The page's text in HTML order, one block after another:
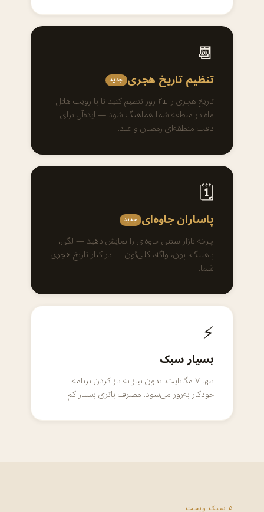
📆
تنظیم تاریخ هجری جدید
تاریخ هجری را ±۲ روز تنظیم کنید تا با رویت هلال
ماه در منطقه شما هماهنگ شود — ایده‌آل برای
دقت منطقه‌ای رمضان و عید.
🗓️
پاساران جاوه‌ای جدید
چرخه بازار سنتی جاوه‌ای را نمایش دهید — لگی،
پاهینگ، پون، واگه، کلی‌ئون — در کنار تاریخ هجری
شما.
⚡
بسیار سبک
تنها ۷ مگابایت. بدون نیاز به باز کردن برنامه،
خودکار به‌روز می‌شود. مصرف باتری بسیار کم.
۵ سبک ویجت